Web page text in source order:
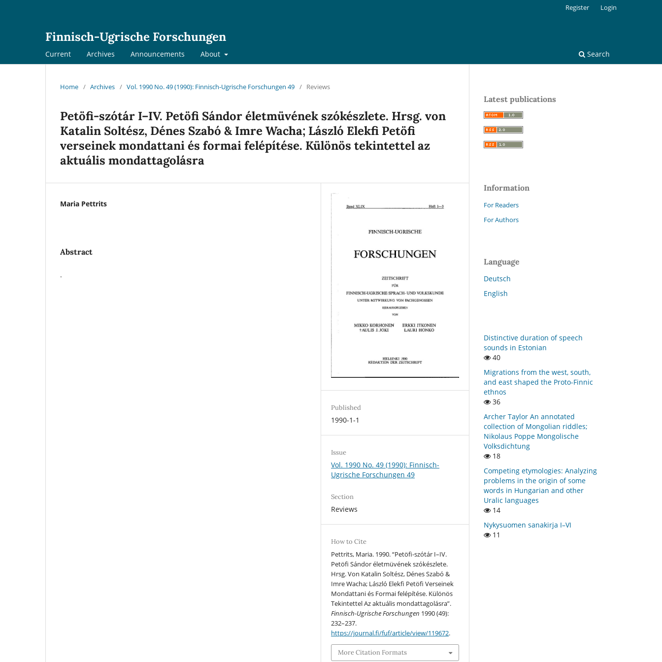
Finnisch-Ugrische Forschungen
Current Archives Announcements About Search
Register Login
Home / Archives / Vol. 1990 No. 49 (1990): Finnisch-Ugrische Forschungen 49 / Reviews
Petöfi-szótár I–IV. Petöfi Sándor életmüvének szókészlete. Hrsg. von
Katalin Soltész, Dénes Szabó & Imre Wacha; László Elekfi Petöfi
verseinek mondattani és formai felépítése. Különös tekintettel az
aktuális mondattagolásra
Maria Pettrits
Abstract
.
Published
1990-1-1
Issue
Vol. 1990 No. 49 (1990): Finnisch-
Ugrische Forschungen 49
Section
Reviews
How to Cite
Pettrits, Maria. 1990. “Petöfi-szótár I–IV.
Petöfi Sándor életmüvének szókészlete.
Hrsg. Von Katalin Soltész, Dénes Szabó &
Imre Wacha; László Elekfi Petöfi Verseinek
Mondattani és Formai felépítése. Különös
Tekintettel Az aktuális mondattagolásra”.
Finnisch-Ugrische Forschungen 1990 (49):
232–237.
https://journal.fi/fuf/article/view/119672.
More Citation Formats
Latest publications
Information
For Readers
For Authors
Language
Deutsch
English
Distinctive duration of speech
sounds in Estonian
40
Migrations from the west, south,
and east shaped the Proto-Finnic
ethnos
36
Archer Taylor An annotated
collection of Mongolian riddles;
Nikolaus Poppe Mongolische
Volksdichtung
18
Competing etymologies: Analyzing
problems in the origin of some
words in Hungarian and other
Uralic languages
14
Nykysuomen sanakirja I–VI
11